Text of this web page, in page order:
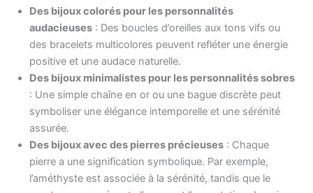
Des bijoux colorés pour les personnalités
audacieuses : Des boucles d’oreilles aux tons vifs ou
des bracelets multicolores peuvent refléter une énergie
positive et une audace naturelle.
Des bijoux minimalistes pour les personnalités sobres
: Une simple chaîne en or ou une bague discrète peut
symboliser une élégance intemporelle et une sérénité
assurée.
Des bijoux avec des pierres précieuses : Chaque
pierre a une signification symbolique. Par exemple,
l’améthyste est associée à la sérénité, tandis que le